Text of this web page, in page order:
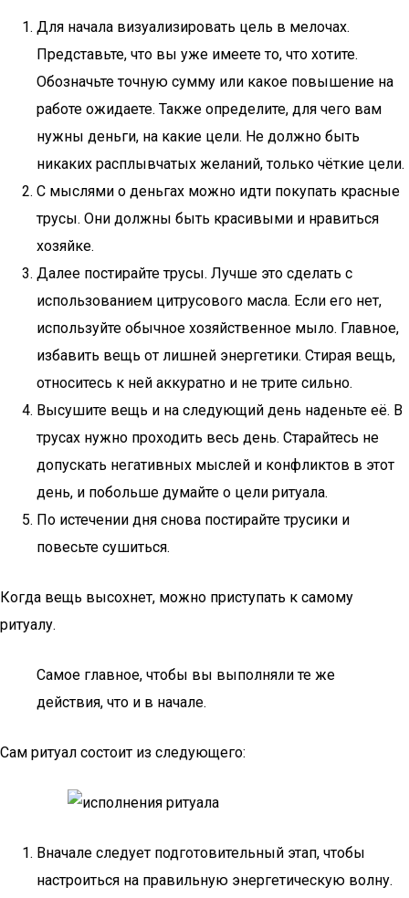
Для начала визуализировать цель в мелочах.
Представьте, что вы уже имеете то, что хотите.
Обозначьте точную сумму или какое повышение на
работе ожидаете. Также определите, для чего вам
нужны деньги, на какие цели. Не должно быть
никаких расплывчатых желаний, только чёткие цели.
С мыслями о деньгах можно идти покупать красные
трусы. Они должны быть красивыми и нравиться
хозяйке.
Далее постирайте трусы. Лучше это сделать с
использованием цитрусового масла. Если его нет,
используйте обычное хозяйственное мыло. Главное,
избавить вещь от лишней энергетики. Стирая вещь,
относитесь к ней аккуратно и не трите сильно.
Высушите вещь и на следующий день наденьте её. В
трусах нужно проходить весь день. Старайтесь не
допускать негативных мыслей и конфликтов в этот
день, и побольше думайте о цели ритуала.
По истечении дня снова постирайте трусики и
повесьте сушиться.
Когда вещь высохнет, можно приступать к самому
ритуалу.
Самое главное, чтобы вы выполняли те же
действия, что и в начале.
Сам ритуал состоит из следующего:
Вначале следует подготовительный этап, чтобы
настроиться на правильную энергетическую волну.